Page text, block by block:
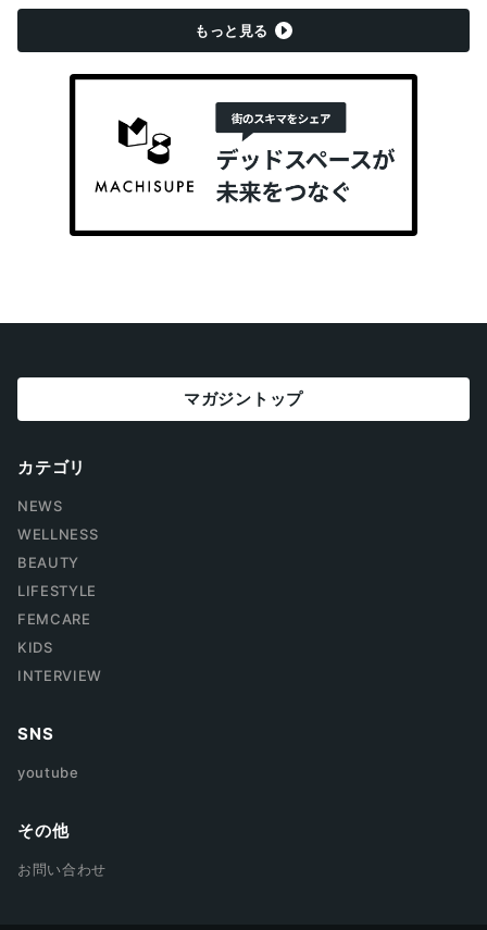
もっと見る
マガジントップ
カテゴリ
NEWS
WELLNESS
BEAUTY
LIFESTYLE
FEMCARE
KIDS
INTERVIEW
SNS
youtube
その他
お問い合わせ